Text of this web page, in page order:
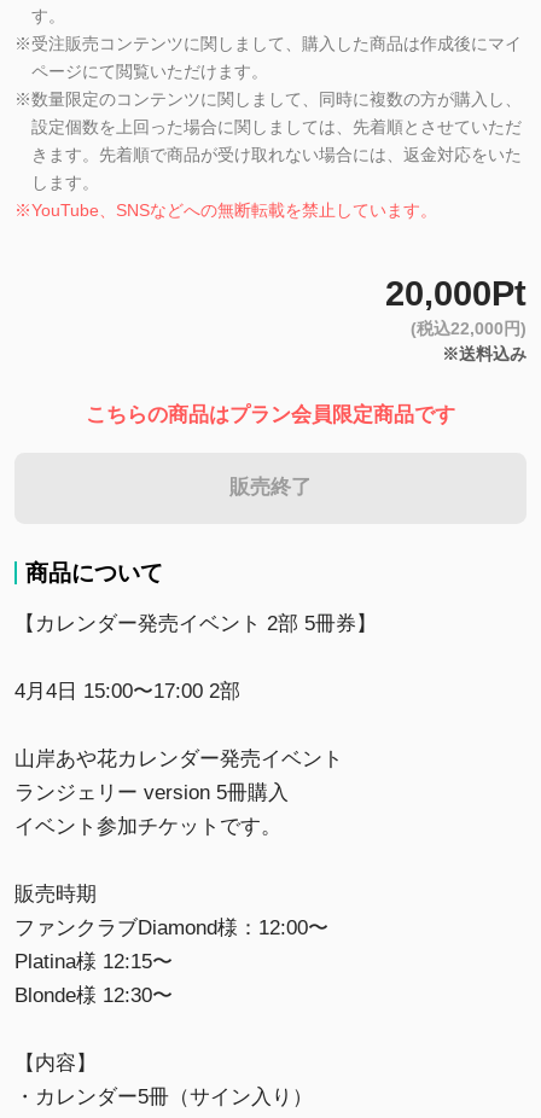
す。
※受注販売コンテンツに関しまして、購入した商品は作成後にマイ
ページにて閲覧いただけます。
※数量限定のコンテンツに関しまして、同時に複数の方が購入し、
設定個数を上回った場合に関しましては、先着順とさせていただ
きます。先着順で商品が受け取れない場合には、返金対応をいた
します。
※YouTube、SNSなどへの無断転載を禁止しています。
20,000Pt
(税込22,000円)
※送料込み
こちらの商品はプラン会員限定商品です
販売終了
商品について
【カレンダー発売イベント 2部 5冊券】
4月4日 15:00〜17:00 2部
山岸あや花カレンダー発売イベント
ランジェリー version 5冊購入
イベント参加チケットです。
販売時期
ファンクラブDiamond様：12:00〜
Platina様 12:15〜
Blonde様 12:30〜
【内容】
・カレンダー5冊（サイン入り）